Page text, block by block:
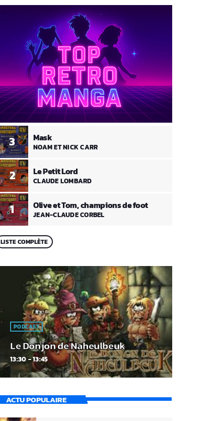
1 Olive et Tom, champions de foot
JEAN-CLAUDE CORBEL
2 Le Petit Lord
CLAUDE LOMBARD
3 Mask
NOAM ET NICK CARR
LISTE COMPLÈTE
PODCAST
Le Donjon de Naheulbeuk
13:30 - 13:45
ACTU POPULAIRE